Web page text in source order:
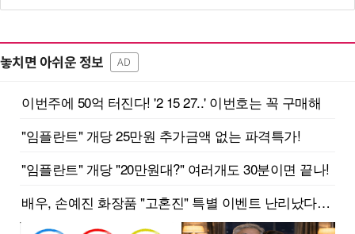
놓치면 아쉬운 정보 AD